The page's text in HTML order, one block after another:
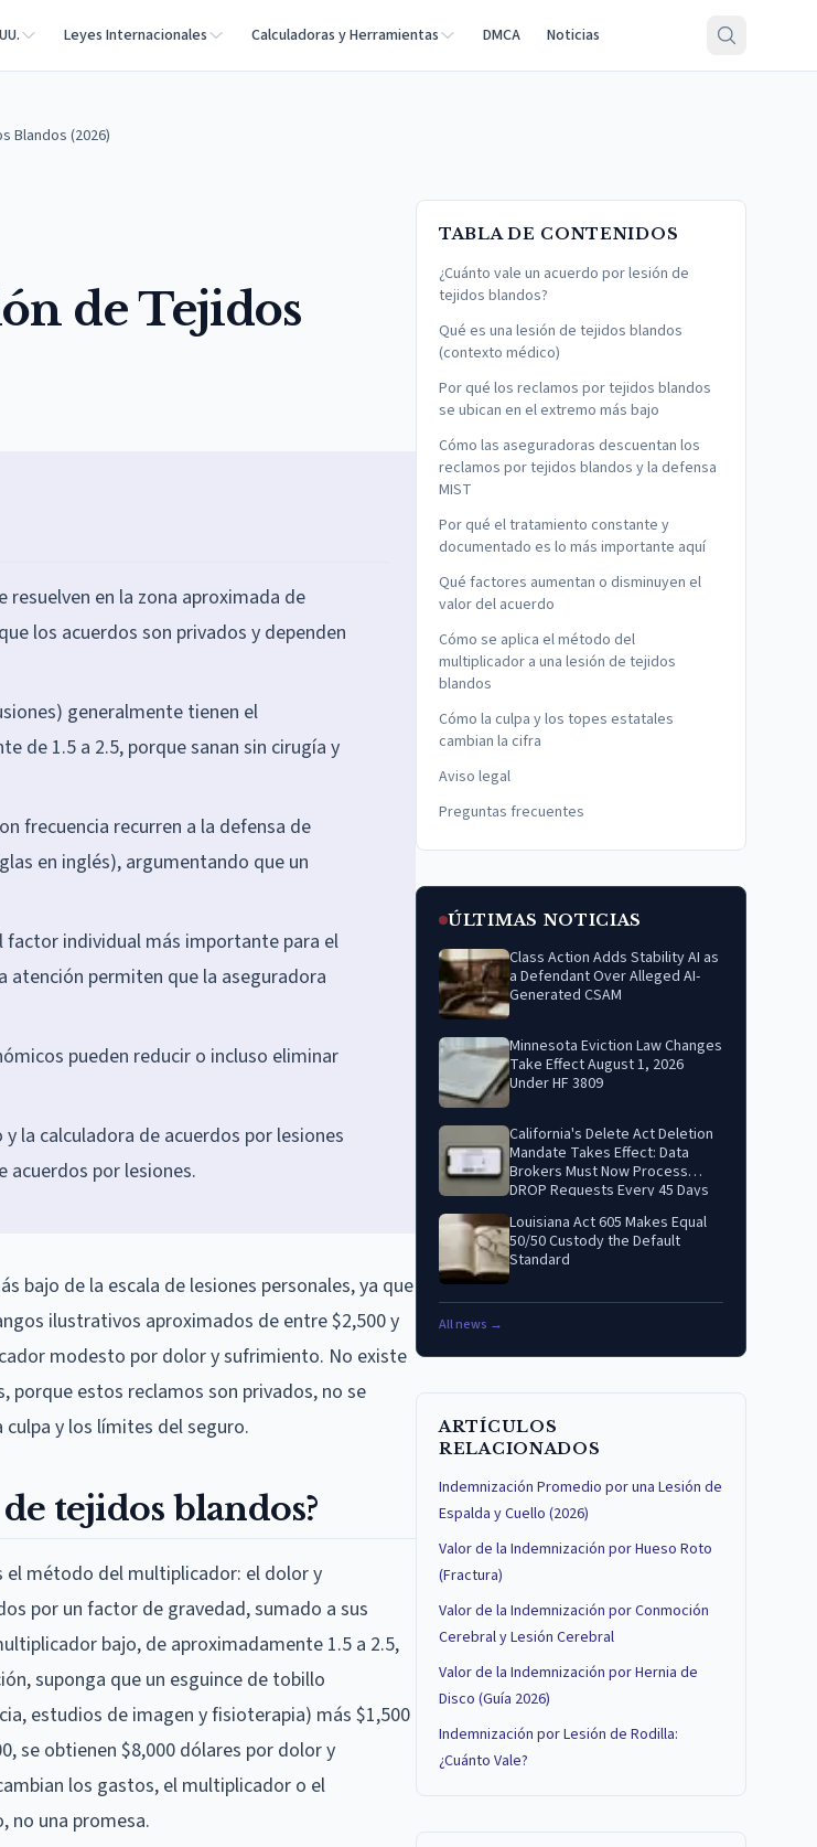
Leyes Internacionales Calculadoras y Herramientas DMCA Noticias
Blandos (2026)
de Tejidos
en la zona aproximada de
los acuerdos son privados y dependen
generalmente tienen el
de 1.5 a 2.5, porque sanan sin cirugía y
frecuencia recurren a la defensa de
en inglés), argumentando que un
individual más importante para el
atención permiten que la aseguradora
pueden reducir o incluso eliminar
la calculadora de acuerdos por lesiones
acuerdos por lesiones.
bajo de la escala de lesiones personales, ya que
ilustrativos aproximados de entre $2,500 y
modesto por dolor y sufrimiento. No existe
porque estos reclamos son privados, no se
y los límites del seguro.
tejidos blandos?
método del multiplicador: el dolor y
por un factor de gravedad, sumado a sus
bajo, de aproximadamente 1.5 a 2.5,
suponga que un esguince de tobillo
estudios de imagen y fisioterapia) más $1,500
se obtienen $8,000 dólares por dolor y
los gastos, el multiplicador o el
no una promesa.
TABLA DE CONTENIDOS
¿Cuánto vale un acuerdo por lesión de
tejidos blandos?
Qué es una lesión de tejidos blandos
(contexto médico)
Por qué los reclamos por tejidos blandos
se ubican en el extremo más bajo
Cómo las aseguradoras descuentan los
reclamos por tejidos blandos y la defensa
MIST
Por qué el tratamiento constante y
documentado es lo más importante aquí
Qué factores aumentan o disminuyen el
valor del acuerdo
Cómo se aplica el método del
multiplicador a una lesión de tejidos
blandos
Cómo la culpa y los topes estatales
cambian la cifra
Aviso legal
Preguntas frecuentes
ÚLTIMAS NOTICIAS
Class Action Adds Stability AI as
a Defendant Over Alleged AI-
Generated CSAM
Minnesota Eviction Law Changes
Take Effect August 1, 2026
Under HF 3809
California's Delete Act Deletion
Mandate Takes Effect: Data
Brokers Must Now Process
DROP Requests Every 45 Days
Louisiana Act 605 Makes Equal
50/50 Custody the Default
Standard
All news →
ARTÍCULOS
RELACIONADOS
Indemnización Promedio por una Lesión de
Espalda y Cuello (2026)
Valor de la Indemnización por Hueso Roto
(Fractura)
Valor de la Indemnización por Conmoción
Cerebral y Lesión Cerebral
Valor de la Indemnización por Hernia de
Disco (Guía 2026)
Indemnización por Lesión de Rodilla:
¿Cuánto Vale?